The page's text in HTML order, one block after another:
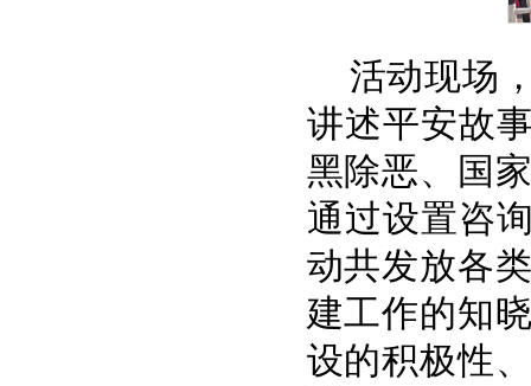
活动现场
讲述平安故
黑除恶、国
通过设置咨
动共发放各
建工作的知
设的积极性